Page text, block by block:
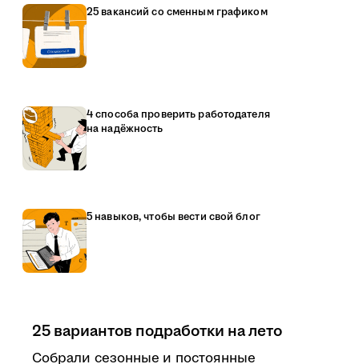
25 вакансий со сменным графиком
4 способа проверить работодателя
на надёжность
5 навыков, чтобы вести свой блог
25 вариантов подработки на лето
Собрали сезонные и постоянные